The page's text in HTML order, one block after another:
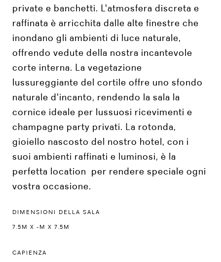
private e banchetti. L'atmosfera discreta e
raffinata è arricchita dalle alte finestre che
inondano gli ambienti di luce naturale,
offrendo vedute della nostra incantevole
corte interna. La vegetazione
lussureggiante del cortile offre uno sfondo
naturale d'incanto, rendendo la sala la
cornice ideale per lussuosi ricevimenti e
champagne party privati. La rotonda,
gioiello nascosto del nostro hotel, con i
suoi ambienti raffinati e luminosi, è la
perfetta location per rendere speciale ogni
vostra occasione.
DIMENSIONI DELLA SALA
7.5M X -M X 7.5M
CAPIENZA